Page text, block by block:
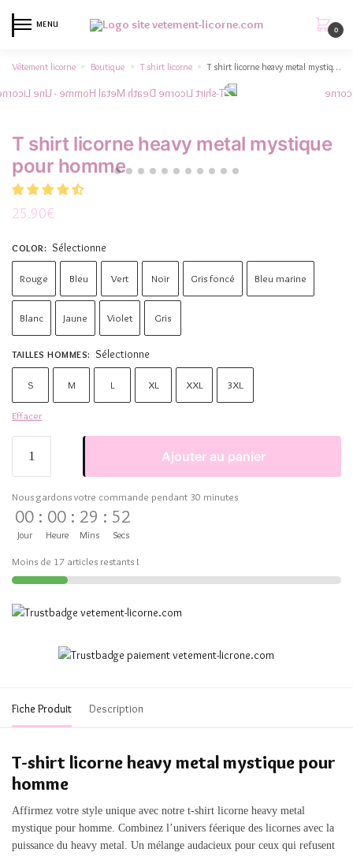
MENU
0
Vêtement licorne » Boutique » T shirt licorne » T shirt licorne heavy metal mystique pour homme
T shirt licorne heavy metal mystique
pour homme
25.90€
COLOR: Sélectionne
Rouge Bleu Vert Noir Gris foncé Bleu marine
Blanc Jaune Violet Gris
TAILLES HOMMES: Sélectionne
S M L XL XXL 3XL
Effacer
Ajouter au panier
Nous gardons votre commande pendant 30 minutes
00
Jour
: 00
Heure
: 29
Mins
: 51
Secs
Moins de 17 articles restants !
Fiche Produit Description
T-shirt licorne heavy metal mystique pour
homme
Affirmez votre style unique avec notre t-shirt licorne heavy metal
mystique pour homme. Combinez l’univers féerique des licornes avec la
puissance du heavy metal. Un mélange audacieux pour ceux qui refusent